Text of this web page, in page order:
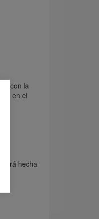
con la
en el
será hecha